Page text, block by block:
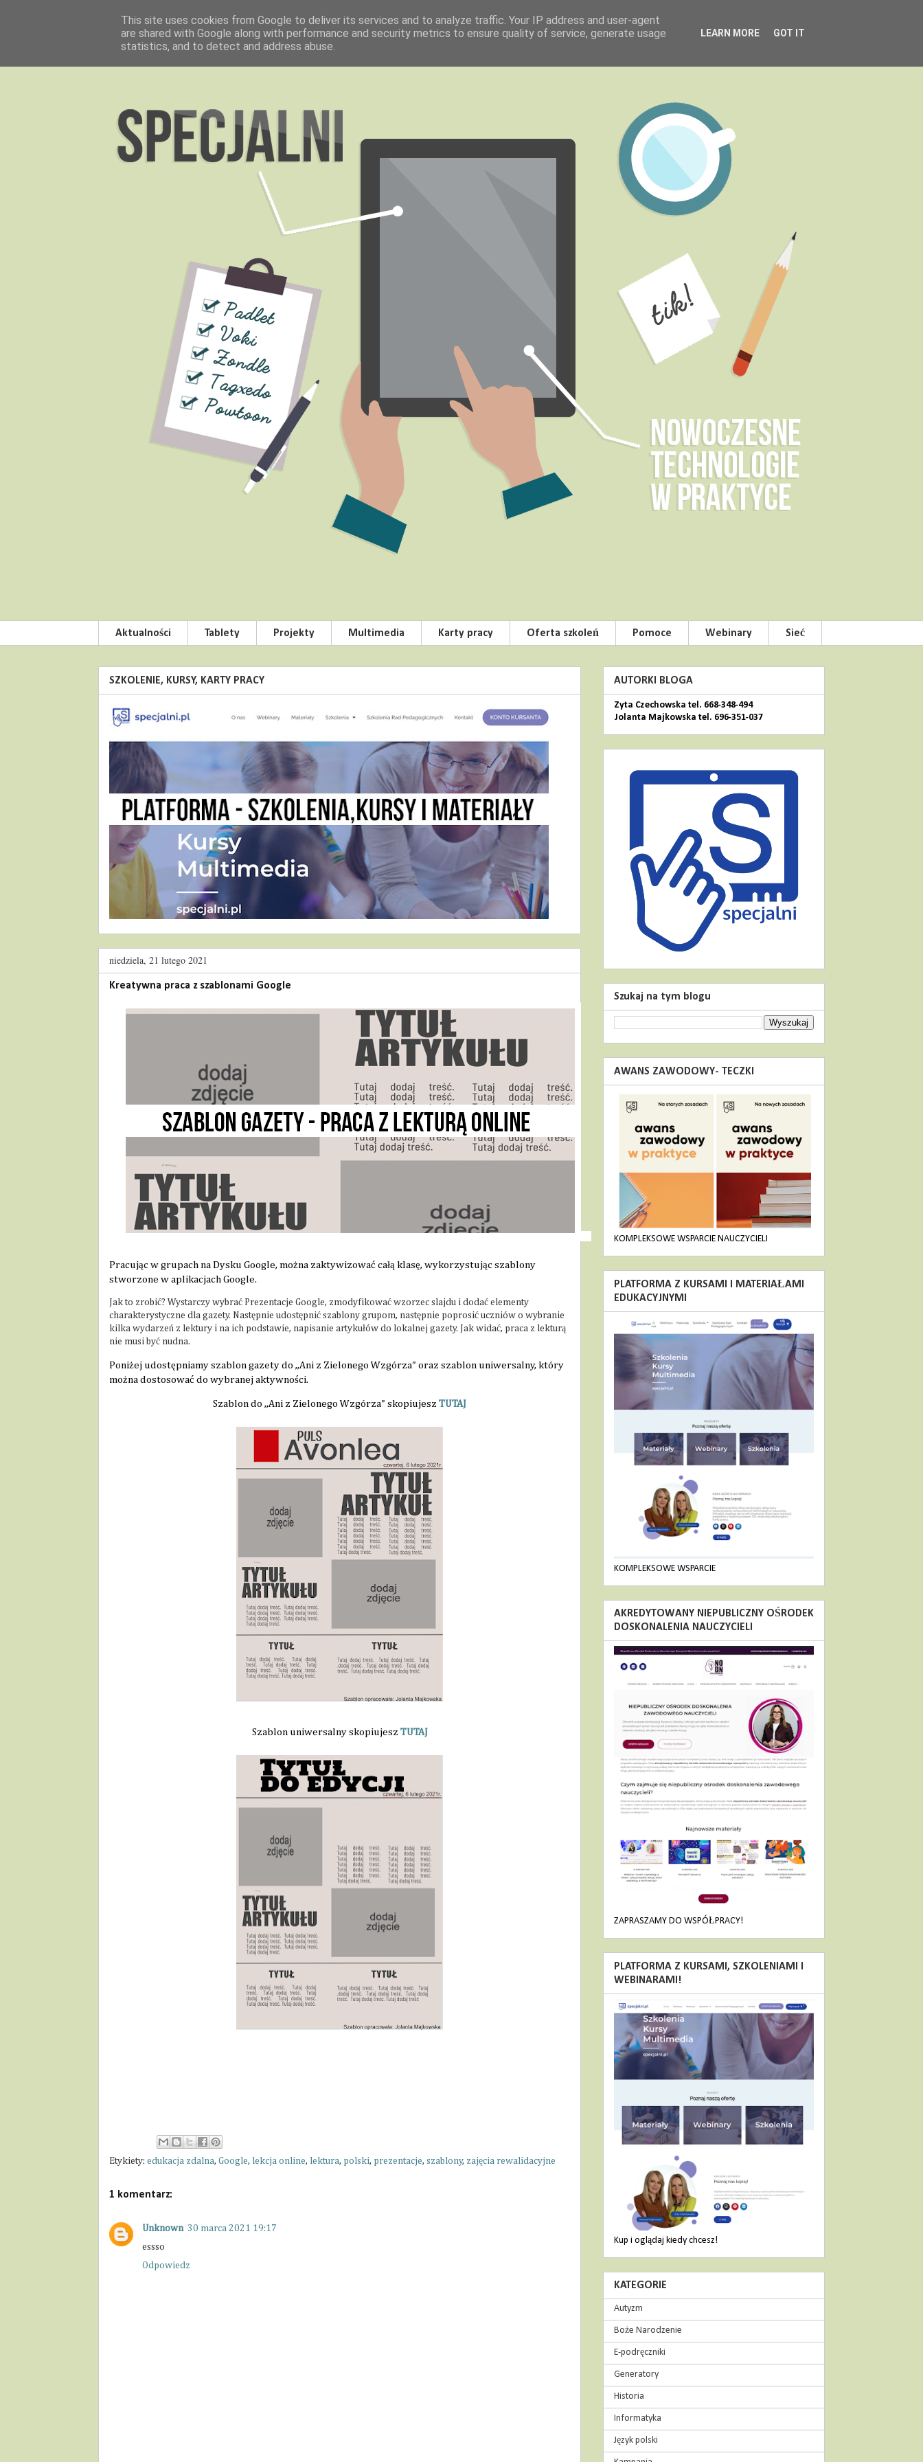
Aktualności Tablety Projekty Multimedia Karty pracy Oferta szkoleń Pomoce Webinary Sieć
SZKOLENIE, KURSY, KARTY PRACY
niedziela, 21 lutego 2021
Kreatywna praca z szablonami Google
Pracując w grupach na Dysku Google, można zaktywizować całą klasę, wykorzystując szablony
stworzone w aplikacjach Google.
Jak to zrobić? Wystarczy wybrać Prezentacje Google, zmodyfikować wzorzec slajdu i dodać elementy
charakterystyczne dla gazety. Następnie udostępnić szablony grupom, następnie poprosić uczniów o wybranie
kilka wydarzeń z lektury i na ich podstawie, napisanie artykułów do lokalnej gazety. Jak widać, praca z lekturą
nie musi być nudna.
Poniżej udostępniamy szablon gazety do ,,Ani z Zielonego Wzgórza" oraz szablon uniwersalny, który
można dostosować do wybranej aktywności.
Szablon do ,,Ani z Zielonego Wzgórza" skopiujesz TUTAJ
Szablon uniwersalny skopiujesz TUTAJ
Etykiety: edukacja zdalna, Google, lekcja online, lektura, polski, prezentacje, szablony, zajęcia rewalidacyjne
1 komentarz:
Unknown 30 marca 2021 19:17
essso
Odpowiedz
AUTORKI BLOGA
Zyta Czechowska tel. 668-348-494
Jolanta Majkowska tel. 696-351-037
Szukaj na tym blogu
AWANS ZAWODOWY- TECZKI
KOMPLEKSOWE WSPARCIE NAUCZYCIELI
PLATFORMA Z KURSAMI I MATERIAŁAMI
EDUKACYJNYMI
KOMPLEKSOWE WSPARCIE
AKREDYTOWANY NIEPUBLICZNY OŚRODEK
DOSKONALENIA NAUCZYCIELI
ZAPRASZAMY DO WSPÓŁPRACY!
PLATFORMA Z KURSAMI, SZKOLENIAMI I
WEBINARAMI!
Kup i oglądaj kiedy chcesz!
KATEGORIE
Autyzm
Boże Narodzenie
E-podręczniki
Generatory
Historia
Informatyka
Język polski
This site uses cookies from Google to deliver its services and to analyze traffic. Your IP address and user-agent
are shared with Google along with performance and security metrics to ensure quality of service, generate usage
statistics, and to detect and address abuse.
LEARN MORE GOT IT